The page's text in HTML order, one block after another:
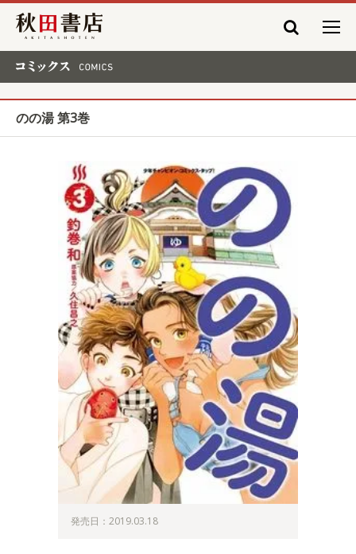
秋田書店
のの湯 第3巻
発売日：2019.03.18